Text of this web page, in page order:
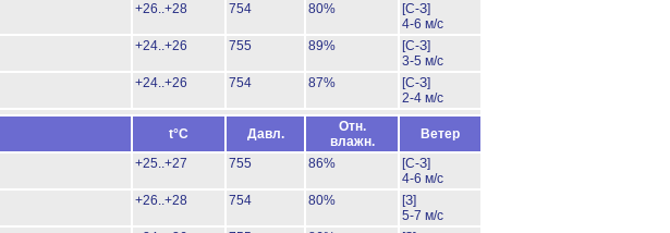
+26..+28 754 80%
[С-З]
4-6 м/с
+24..+26 755 89%
[С-З]
3-5 м/с
+24..+26 754 87%
[С-З]
2-4 м/с
t°C Давл.
Отн.
влажн.
Ветер
+25..+27 755 86%
[С-З]
4-6 м/с
+26..+28 754 80%
[З]
5-7 м/с